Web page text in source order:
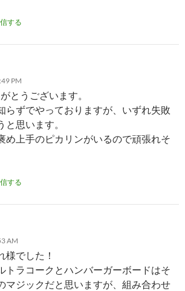
する
PM
とうございます。
らずでやっておりますが、いずれ失敗
思います。
め上手のピカリンがいるので頑張れそ
する
AM
様でした！
トラコークとハンバーガーボードはそ
マジックだと思いますが、組み合わせ